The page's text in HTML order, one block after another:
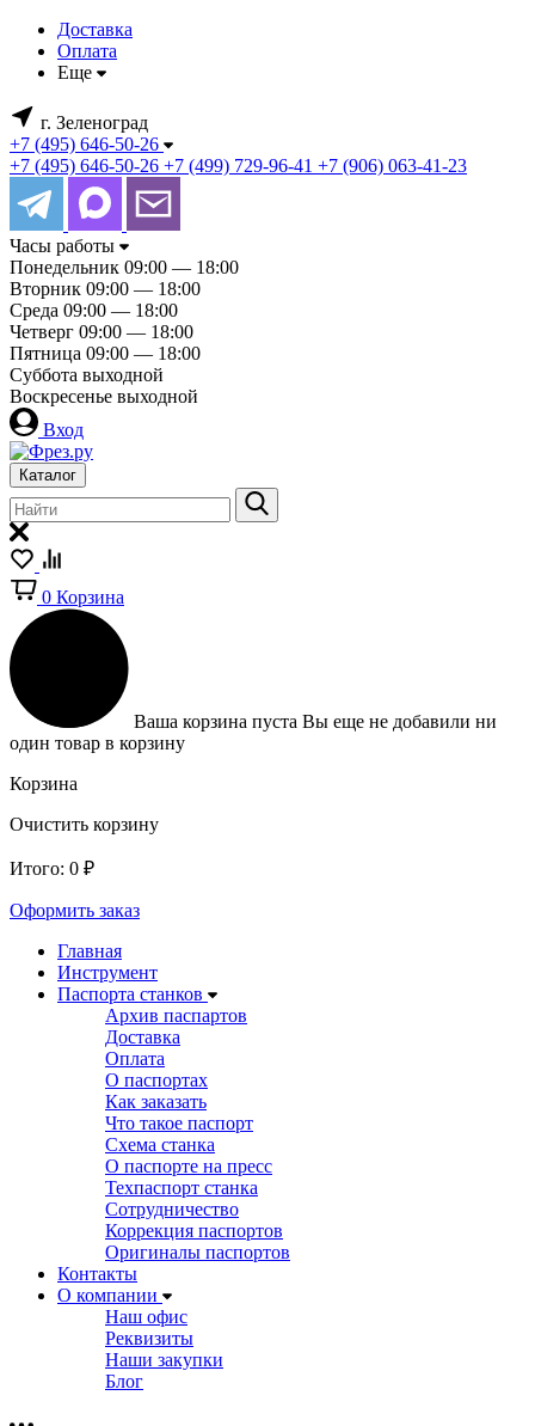
Доставка
Оплата
Еще
г. Зеленоград
+7 (495) 646-50-26
+7 (495) 646-50-26 +7 (499) 729-96-41 +7 (906) 063-41-23
Часы работы
Понедельник 09:00 — 18:00
Вторник 09:00 — 18:00
Среда 09:00 — 18:00
Четверг 09:00 — 18:00
Пятница 09:00 — 18:00
Суббота выходной
Воскресенье выходной
Вход
Каталог
0 Корзина
Ваша корзина пуста Вы еще не добавили ни
один товар в корзину
Корзина
Очистить корзину
Итого: 0 ₽
Оформить заказ
Главная
Инструмент
Паспорта станков
Архив паспартов
Доставка
Оплата
О паспортах
Как заказать
Что такое паспорт
Схема станка
О паспорте на пресс
Техпаспорт станка
Сотрудничество
Коррекция паспортов
Оригиналы паспортов
Контакты
О компании
Наш офис
Реквизиты
Наши закупки
Блог